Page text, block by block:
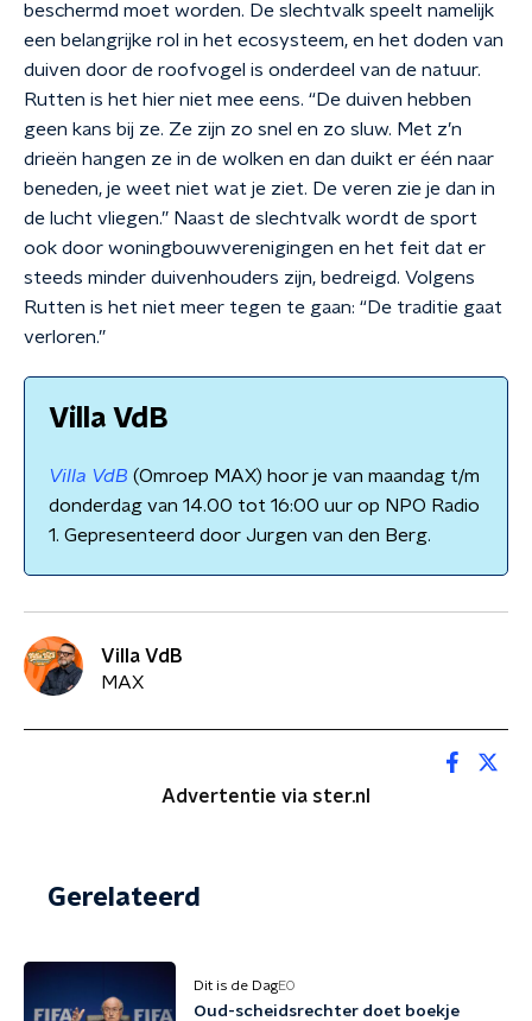
beschermd moet worden. De slechtvalk speelt namelijk
een belangrijke rol in het ecosysteem, en het doden van
duiven door de roofvogel is onderdeel van de natuur.
Rutten is het hier niet mee eens. “De duiven hebben
geen kans bij ze. Ze zijn zo snel en zo sluw. Met z’n
drieën hangen ze in de wolken en dan duikt er één naar
beneden, je weet niet wat je ziet. De veren zie je dan in
de lucht vliegen.” Naast de slechtvalk wordt de sport
ook door woningbouwverenigingen en het feit dat er
steeds minder duivenhouders zijn, bedreigd. Volgens
Rutten is het niet meer tegen te gaan: “De traditie gaat
verloren.”
Villa VdB
Villa VdB (Omroep MAX) hoor je van maandag t/m
donderdag van 14.00 tot 16:00 uur op NPO Radio
1. Gepresenteerd door Jurgen van den Berg.
Villa VdB
MAX
Advertentie via ster.nl
Gerelateerd
Dit is de DagEO
Oud-scheidsrechter doet boekje